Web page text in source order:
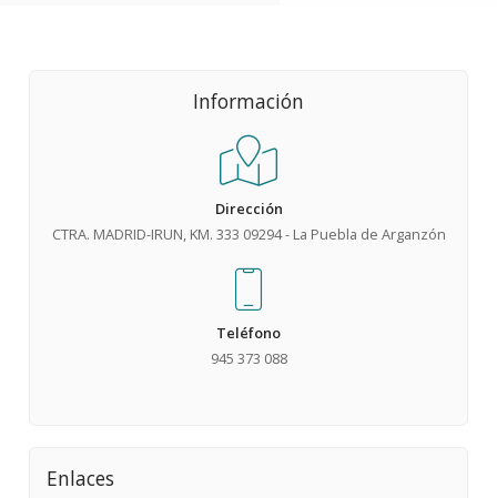
Información
Dirección
CTRA. MADRID-IRUN, KM. 333 09294 - La Puebla de Arganzón
Teléfono
945 373 088
Enlaces